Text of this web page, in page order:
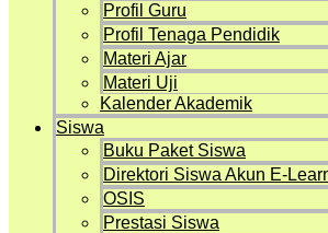
Profil Guru
Profil Tenaga Pendidik
Materi Ajar
Materi Uji
Kalender Akademik
Siswa
Buku Paket Siswa
Direktori Siswa Akun E-
OSIS
Prestasi Siswa